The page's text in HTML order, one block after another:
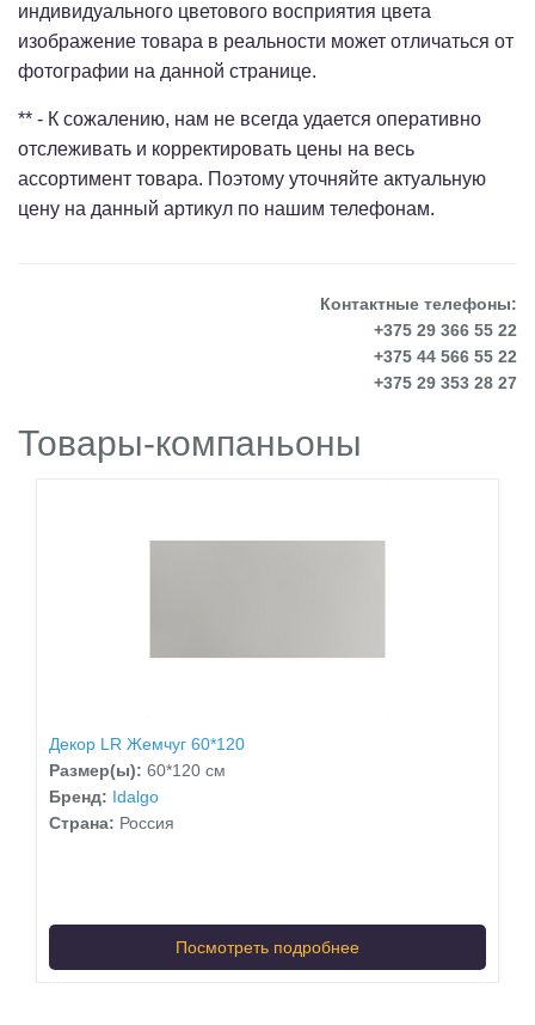
индивидуального цветового восприятия цвета
изображение товара в реальности может отличаться от
фотографии на данной странице.
** - К сожалению, нам не всегда удается оперативно
отслеживать и корректировать цены на весь
ассортимент товара. Поэтому уточняйте актуальную
цену на данный артикул по нашим телефонам.
Контактные телефоны:
+375 29 366 55 22
+375 44 566 55 22
+375 29 353 28 27
Товары-компаньоны
Декор LR Жемчуг 60*120
Размер(ы): 60*120 см
Бренд: Idalgo
Страна: Россия
Посмотреть подробнее